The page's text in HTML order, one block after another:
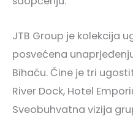
JTB Group je kolekcija
posvećena
Bihaću. Čine je tri
River Dock, Hotel
Sveobuhvatna vizija